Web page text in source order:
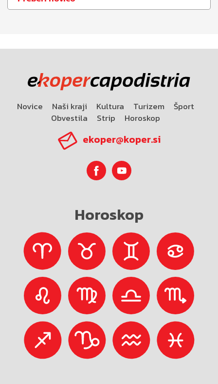
Novice Naši kraji Kultura Turizem
Šport
Obvestila
Strip Horoskop
ekoper@koper.si
Horoskop